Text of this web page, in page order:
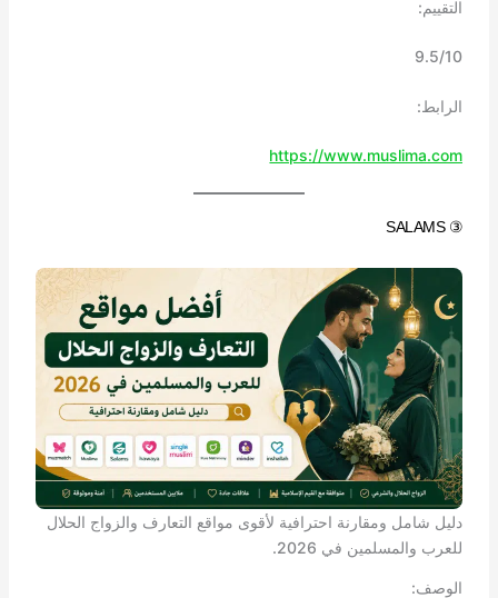
التقييم:
9.5/10
الرابط:
https://www.muslima.com
③ SALAMS
دليل شامل ومقارنة احترافية لأقوى مواقع التعارف والزواج الحلال
للعرب والمسلمين في 2026.
الوصف: